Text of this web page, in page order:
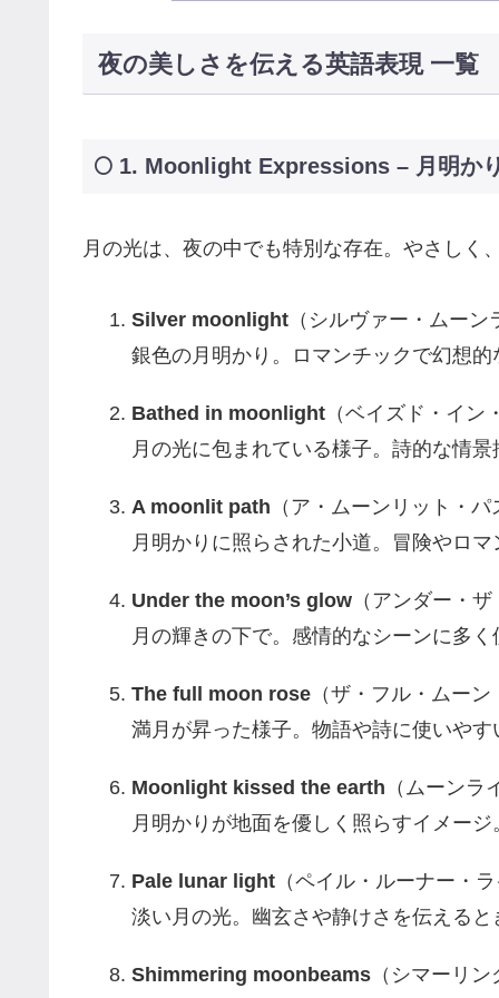
夜の美しさを伝える英語表現 一覧
🌕 1. Moonlight Expressions – 月明か
月の光は、夜の中でも特別な存在。やさし
Silver moonlight（シルヴァー・ムーン
銀色の月明かり。ロマンチックで幻想
Bathed in moonlight（ベイズド・イン
月の光に包まれている様子。詩的な情
A moonlit path （ア・ムーンリット・パ
月明かりに照らされた小道。冒険やロ
Under the moon’s glow（アンダー・ザ
月の輝きの下で。感情的なシーンに多
The full moon rose（ザ・フル・ムーン
満月が昇った様子。物語や詩に使いやす
Moonlight kissed the earth （ムーンラ
月明かりが地面を優しく照らすイメー
Pale lunar light（ペイル・ルーナー・
淡い月の光。幽玄さや静けさを伝えると
Shimmering moonbeams（シマーリン